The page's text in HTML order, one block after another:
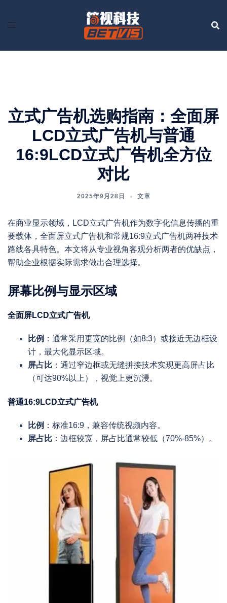
立式广告机选购指南：全面屏
LCD立式广告机与普通
16:9LCD立式广告机全方位
对比
2025年9月28日 文章
在商业显示领域，LCD立式广告机作为数字化信息传播的重
要载体，全面屏立式广告机和常规16:9立式广告机两种技术
路线各具特色。本文将从专业视角客观分析两者的优缺点，
帮助企业根据实际需求做出合理选择。
屏幕比例与显示区域
全面屏LCD立式广告机
比例 ：通常采用更宽的比例（如8:3）或接近无边框设
计，最大化显示区域。
屏占比 ：通过窄边框或无缝拼接技术实现更高屏占比
（可达90%以上），视觉上更沉浸。
普通16:9LCD立式广告机
比例 ：标准16:9，兼容传统视频内容。
屏占比 ：边框较宽，屏占比通常较低（70%-85%）。